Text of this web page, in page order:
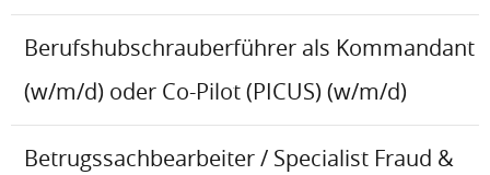
Berufshubschrauberführer als Kommandant
(w/m/d) oder Co-Pilot (PICUS) (w/m/d)
Betrugssachbearbeiter / Specialist Fraud &